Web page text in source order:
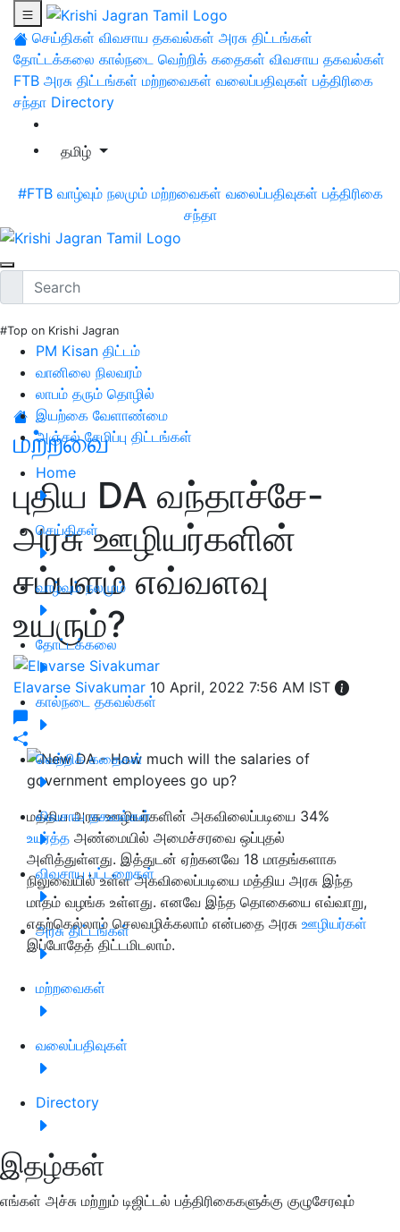
செய்திகள் விவசாய தகவல்கள் அரசு திட்டங்கள்
தோட்டக்கலை கால்நடை வெற்றிக் கதைகள் விவசாய தகவல்கள்
FTB அரசு திட்டங்கள் மற்றவைகள் வலைப்பதிவுகள் பத்திரிகை
சந்தா Directory
தமிழ்
#FTB வாழ்வும் நலமும் மற்றவைகள் வலைப்பதிவுகள் பத்திரிகை
சந்தா
#Top on Krishi Jagran
PM Kisan திட்டம்
வானிலை நிலவரம்
லாபம் தரும் தொழில்
இயற்கை வேளாண்மை
அஞ்சல் சேமிப்பு திட்டங்கள்
Home
செய்திகள்
வாழ்வும் நலமும்
தோட்டக்கலை
கால்நடை தகவல்கள்
வெற்றிக் கதைகள்
விவசாய தகவல்கள்
விவசாய பட்டறைகள்
அரசு திட்டங்கள்
மற்றவைகள்
வலைப்பதிவுகள்
Directory
இதழ்கள்
எங்கள் அச்சு மற்றும் டிஜிட்டல் பத்திரிகைகளுக்கு குழுசேரவும்
மற்றவை
புதிய DA வந்தாச்சே-
அரசு ஊழியர்களின்
சம்பளம் எவ்வளவு
உயரும்?
Elavarse Sivakumar 10 April, 2022 7:56 AM IST
மத்திய அரசு ஊழியர்களின் அகவிலைப்படியை 34%
உயர்த்த அண்மையில் அமைச்சரவை ஒப்புதல்
அளித்துள்ளது. இத்துடன் ஏற்கனவே 18 மாதங்களாக
நிலுவையில் உள்ள அகவிலைப்படியை மத்திய அரசு இந்த
மாதம் வழங்க உள்ளது. எனவே இந்த தொகையை எவ்வாறு,
எதற்கெல்லாம் செலவழிக்கலாம் என்பதை அரசு ஊழியர்கள்
இப்போதேத் திட்டமிடலாம்.